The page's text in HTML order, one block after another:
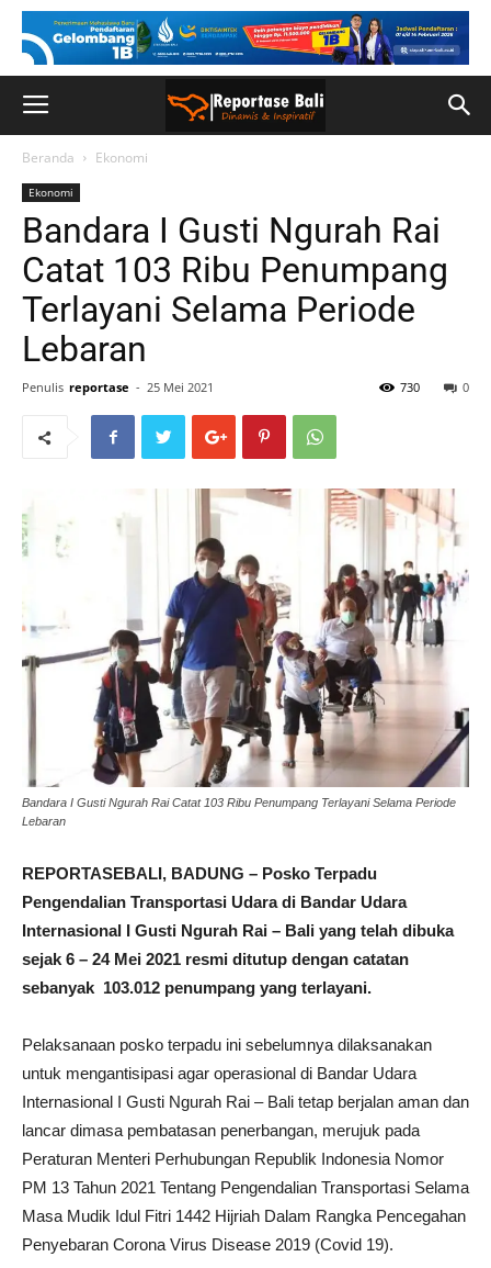
Beranda Ekonomi
Ekonomi
Bandara I Gusti Ngurah Rai
Catat 103 Ribu Penumpang
Terlayani Selama Periode
Lebaran
Penulis reportase - 25 Mei 2021 0
730
Bandara I Gusti Ngurah Rai Catat 103 Ribu Penumpang Terlayani Selama Periode
Lebaran
REPORTASEBALI, BADUNG – Posko Terpadu
Pengendalian Transportasi Udara di Bandar Udara
Internasional I Gusti Ngurah Rai – Bali yang telah dibuka
sejak 6 – 24 Mei 2021 resmi ditutup dengan catatan
sebanyak 103.012 penumpang yang terlayani.
Pelaksanaan posko terpadu ini sebelumnya dilaksanakan
untuk mengantisipasi agar operasional di Bandar Udara
Internasional I Gusti Ngurah Rai – Bali tetap berjalan aman dan
lancar dimasa pembatasan penerbangan, merujuk pada
Peraturan Menteri Perhubungan Republik Indonesia Nomor
PM 13 Tahun 2021 Tentang Pengendalian Transportasi Selama
Masa Mudik Idul Fitri 1442 Hijriah Dalam Rangka Pencegahan
Penyebaran Corona Virus Disease 2019 (Covid 19).